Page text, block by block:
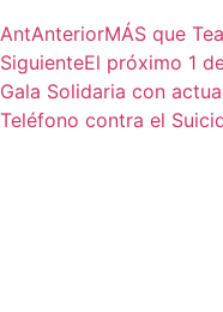
AntAnteriorMÁS que
SiguienteEl próximo 1
Gala Solidaria con
Teléfono contra el